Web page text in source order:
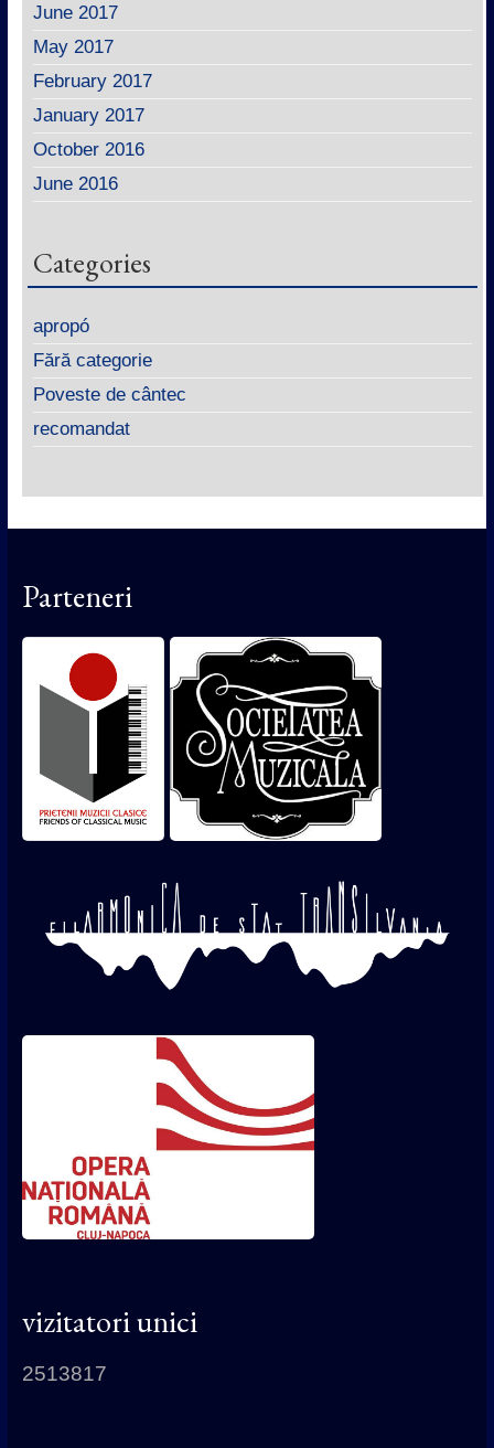
June 2017
May 2017
February 2017
January 2017
October 2016
June 2016
Categories
apropó
Fără categorie
Poveste de cântec
recomandat
Parteneri
vizitatori unici
2513817